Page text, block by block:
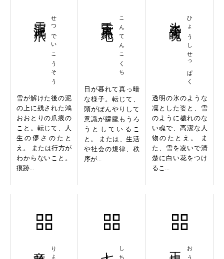
せつでいこうそう
雪が解けた後の泥
の上に残された鴻
おおとりの爪痕の
こと。転じて、人
生の儚さのたと
え。 または行方が
わからないこと。
痕跡...
こんてんこくち
日が暮れて真っ暗
な様子。転じて、
頭がぼんやりして
意識が朦朧もうろ
うとしているこ
と。 または、生活
や社会の規律、秩
序が...
ひょうしせっぱく
透明の氷のような
凜とした姿と、雪
のように穢れのな
い魂で、高潔な人
物のたとえ。 ま
た、雪を凌いで清
楚に白い花をつけ
るこ...